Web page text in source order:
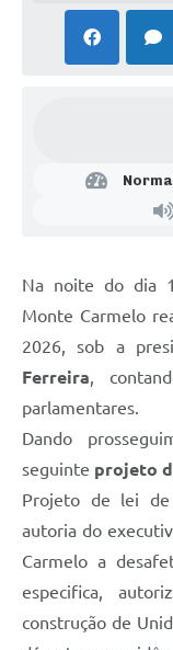
Na noite do dia
Monte Carmelo
2026, sob a
Ferreira,
parlamentares.
Dando
seguinte projeto
Projeto de lei de
autoria do
Carmelo a
especifica,
construção de